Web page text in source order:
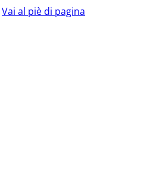
Vai al piè di pagina